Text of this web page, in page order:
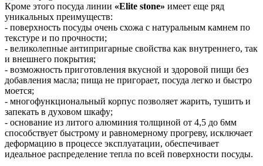
Кроме этого посуда линии «Elite stone» имеет еще ряд
уникальных преимуществ:
- поверхность посуды очень схожа с натуральным камнем по
текстуре и по прочности;
- великолепные антипригарные свойства как внутреннего, так
и внешнего покрытия;
- возможность приготовления вкусной и здоровой пищи без
добавления масла; пища не пригорает, посуда легко и быстро
моется;
- многофункциональный корпус позволяет жарить, тушить и
запекать в духовом шкафу;
- основание из литого алюминия толщиной от 4,5 до 6мм
способствует быстрому и равномерному прогреву, исключает
деформацию в процессе эксплуатации, обеспечивает
идеальное распределение тепла по всей поверхности посуды.